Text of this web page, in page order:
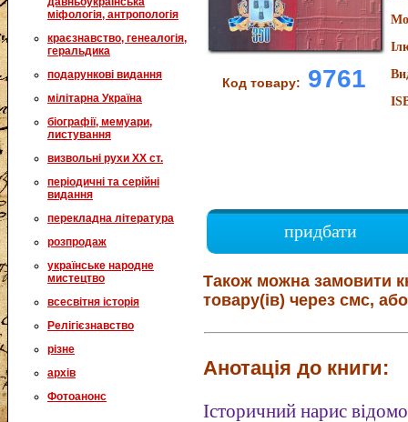
міфологія, антропологія
краєзнавство, генеалогія,
геральдика
подарункові видання
мілітарна Україна
біографії, мемуари,
листування
визвольні рухи XX ст.
періодичні та серійні
видання
перекладна література
розпродаж
українське народне
мистецтво
всесвітня історія
Релігієзнавство
різне
архів
Фотоанонс
Код товару: 9761
придбати
Також можна замовити
товару(ів) через смс,
Анотація до книги:
Історичний нарис